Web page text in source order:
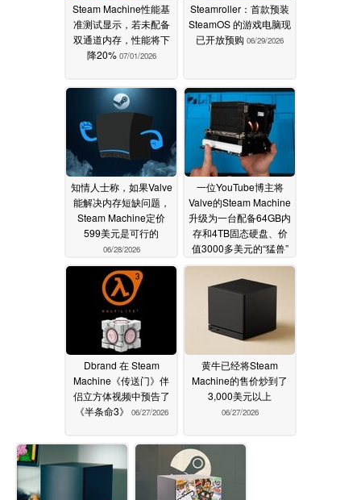
Steam Machine性能基
准测试显示，若未配备
双通道内存，性能将下
降20% 07/01/2026
Steamroller：首款预装
SteamOS 的游戏电脑现
已开放预购 06/29/2026
知情人士称，如果Valve
能解决内存短缺问题，
Steam Machine定价
599美元是可行的
06/28/2026
一位YouTube博主将
Valve的Steam Machine
升级为一台配备64GB内
存和4TB固态硬盘、价
值3000多美元的“猛兽”
06/27/2026
Dbrand 在 Steam
Machine《传送门》伴
侣立方体视频中预告了
《半条命3》
06/27/2026
黄牛已经将Steam
Machine的售价炒到了
3,000美元以上
06/27/2026